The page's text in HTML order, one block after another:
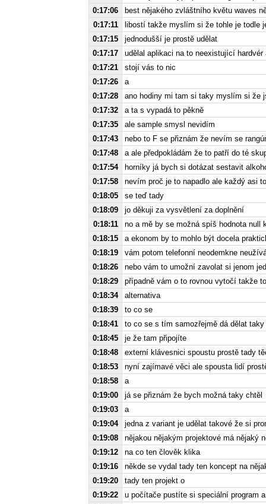
0:17:06
best nějakého zvláštního květu waves
0:17:11
libostí takže myslím si že tohle je todle
0:17:15
jednodušší je prostě udělat
0:17:17
udělal aplikaci na to neexistující hardvér
0:17:21
stojí vás to nic
0:17:26
a
0:17:28
ano hodiny mi tam si taky myslím si že
0:17:32
a ta s vypadá to pěkně
0:17:35
ale sample smysl nevidím
0:17:43
nebo to F se přiznám že nevím se
0:17:48
a ale předpokládám že to patří do té
0:17:54
horníky já bych si dotázat sestavit
0:17:58
nevím proč je to napadlo ale každý asi
0:18:05
se teď tady
0:18:09
jo děkuji za vysvětlení za doplnění
0:18:11
no a mě by se možná spíš hodnota null
0:18:15
a ekonom by to mohlo být docela
0:18:19
vám potom telefonní neodemkne
0:18:26
nebo vám to umožní zavolat si jenom
0:18:29
případně vám o to rovnou vytočí takže
0:18:34
alternativa
0:18:39
to co se
0:18:41
to co se s tím samozřejmě dá dělat
0:18:45
je že tam připojíte
0:18:48
externí klávesnici spoustu prostě tady
0:18:53
nyní zajímavé věci ale spousta lidí
0:18:58
a
0:19:00
já se přiznám že bych možná taky chtěl
0:19:03
a
0:19:04
jedna z variant je udělat takové že si
0:19:08
nějakou nějakým projektové má nějaký
0:19:12
na co ten člověk klika
0:19:16
někde se vydal tady ten koncept na
0:19:20
tady ten projekt o
0:19:22
u počítače pustíte si speciální program